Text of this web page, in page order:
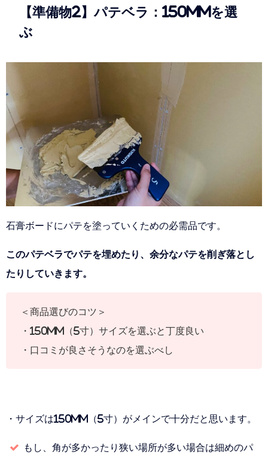
【準備物2】パテベラ：150mmを選
ぶ
石膏ボードにパテを塗っていくための必需品です。
このパテベラでパテを埋めたり、余分なパテを削ぎ落とし
たりしていきます。
＜商品選びのコツ＞
・150mm（5寸）サイズを選ぶと丁度良い
・口コミが良さそうなのを選ぶべし
・サイズは150mm（5寸）がメインで十分だと思います。
もし、角が多かったり狭い場所が多い場合は細めのパ